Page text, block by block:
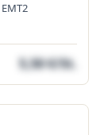
5,50 €/St.